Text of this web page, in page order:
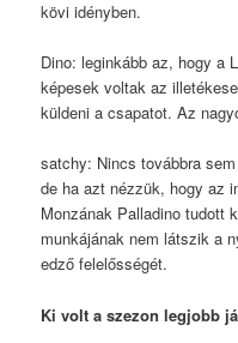
kövi idényben.
Dino: leginkább az, hogy a
képesek voltak az
küldeni a csapatot. Az
satchy: Nincs továbbra
de ha azt nézzük, hogy az
Monzának Palladino tudott
munkájának nem látszik a
edző felelősségét.
Ki volt a szezon legjobb